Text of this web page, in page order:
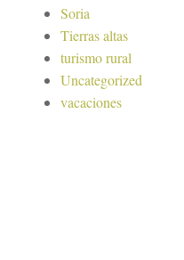
Soria
Tierras altas
turismo rural
Uncategorized
vacaciones